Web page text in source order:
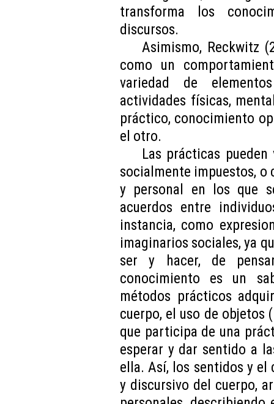
transforma los
discursos.
Asimismo, Reckwitz
como un
variedad de
actividades físicas,
práctico, conocimiento
el otro.
Las prácticas
socialmente impuestos, o
y personal en los que
acuerdos entre
instancia, como
imaginarios sociales, ya
ser y hacer, de
conocimiento es un
métodos prácticos
cuerpo, el uso de objetos
que participa de una
esperar y dar sentido a
ella. Así, los sentidos y
y discursivo del cuerpo,